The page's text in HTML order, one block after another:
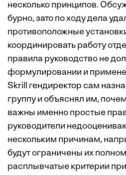
несколько прин­ципов.
бурно, зато по ходу дела
противоположные
координировать работу
правила руководство не
формулировании и
Skrill гендиректор сам
группу и объяснял им,
важны именно простые
руководители
нескольким причинам,
будут ограничены их
расплывчатые критерии